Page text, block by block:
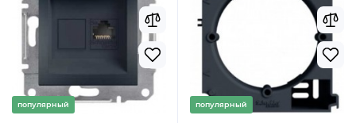
популярный популярный